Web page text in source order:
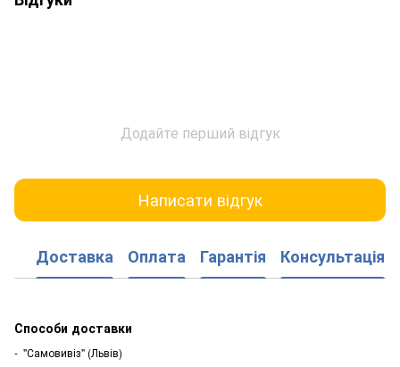
Додайте перший відгук
Написати відгук
Доставка Оплата Гарантія Консультація
Способи доставки
- "Самовивіз" (Львів)